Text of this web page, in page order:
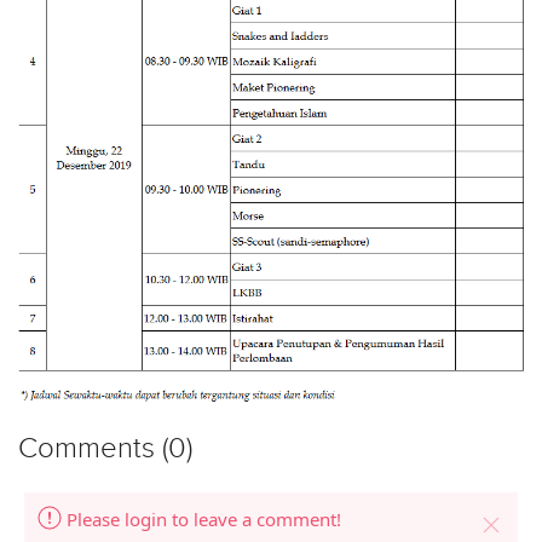
Comments (0)
Please login to leave a comment!